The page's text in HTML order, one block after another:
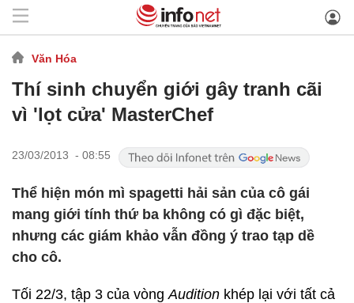
Văn Hóa
Thí sinh chuyển giới gây tranh cãi
vì 'lọt cửa' MasterChef
23/03/2013 - 08:55
Thể hiện món mì spagetti hải sản của cô gái
mang giới tính thứ ba không có gì đặc biệt,
nhưng các giám khảo vẫn đồng ý trao tạp dề
cho cô.
Tối 22/3, tập 3 của vòngAudition khép lại với tất cả